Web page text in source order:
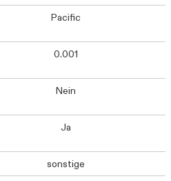
Pacific
0.001
Nein
Ja
sonstige